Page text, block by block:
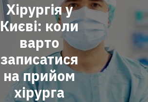
Хірургія у
Києві: коли
варто
записатися
на прийом
хірурга